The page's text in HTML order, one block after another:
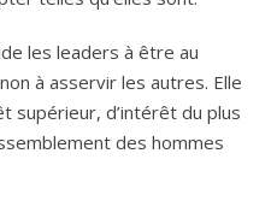
les leaders à être au
à asservir les autres. Elle
supérieur, d’intérêt du plus
des hommes